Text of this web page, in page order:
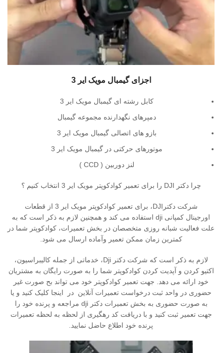
اجزای گیمبال مویک ایر 3
کابل رشته ای گیمبال مویک ایر 3
دمپرهای نگهدارنده مجموعه گیمبال
بازو های اتصالی گیمبال مویک ایر 3
موتورهای حرکتی در گیمبال مویک ایر 3
لنز دوربین ( CCD )
چرا دکتر DJI را برای تعمیر کوادکوپتر مویک ایر 3 انتخاب کنیم ؟
شرکت دکترDJI، برای تعمیر کوادکوپتر مویک ایر 3 از قطعات
اورجینال کمپانی dji استفاده می کند و همچنین لازم به ذکر است که به
علت فعالیت شبانه روزی متخصصان در بخش تعمیرات، کوادکوپتر شما در
کمترین زمان ممکن تعمیر وآماده ارسال می شود.
لازم به ذکر است که شرکت دکتر Dji، خدماتی از جمله کالیبراسیون،
اکتیو کردن و آپدیت کردن کوادکوپتر شما را به صورت رایگان به مشتریان
خود ارائه می دهد. جهت تعمیر کوادکوپتر خود می تواند بح صورت غیر
حضوری در واحد ثبت درخواست تعمیرات آنلاین در اینجا کلیک کنید و یا
به صورت حضوری به بخش تعمیرات دکتر dji مراجعه و پرنده خود را
جهت تعمیر ثبت کنید و با دریافت کد رهگیری از لحظه به لحظه تعمیرات
پرنده خود اطلاع حاضل نمایید.